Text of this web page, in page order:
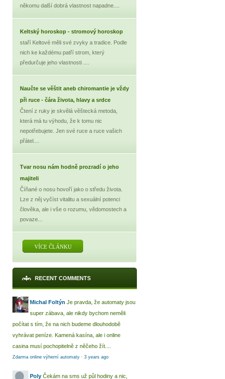
někomu další dobrá vlastnost napadne....
Keltský horoskop - stromový horoskop
staří Keltové měli své zvyky a tradice. Podle
nich ke každému patří strom, který
předurčuje jeho vlastnosti ....
Naučte se věštit aneb chiromantie je vždy
při ruce - čára života, hlavy a srdce
Čtení z ruky je skvělá věštecká metoda,
která má tu výhodu, že k tomu nic
nepotřebujete. Jen své ruce a ruce vašich
přátel....
Tvar nosu nám hodně prozradí o jeho
majiteli
Číňané o nosu hovoří jako o středu života.
Lze z něj vyčíst vitalitu a sexuální potenci
člověka, ale i vše o rozumu, vědomostech a
povaze...
VÍCE ČLÁNKU
RECENT COMMENTS
Michal Foltýn Je pravda, že automaty jsou
super zábava, ale nikdy bychom neměli
počítat s tím, že na nich budeme dlouhodobě
vyhrávat peníze. Kamená kasína, ale i online
casina musí pochopitelně z něčeho žít....
Zdarma online výherní automaty · 3 years ago
Poly Čekám na sms už půl hodiny a nic,